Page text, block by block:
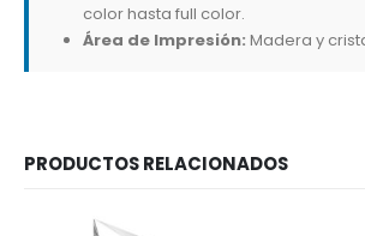
color hasta full color.
Área de Impresión: Madera y
PRODUCTOS RELACIONADOS